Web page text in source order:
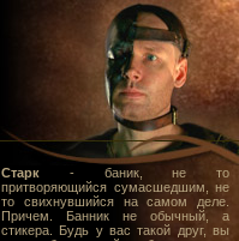
Старк - баник, не то
притворяющийся сумасшедшим, не
то свихнувшийся на самом деле.
Причем. Банник не обычный, а
стикера. Будь у вас такой друг, вы